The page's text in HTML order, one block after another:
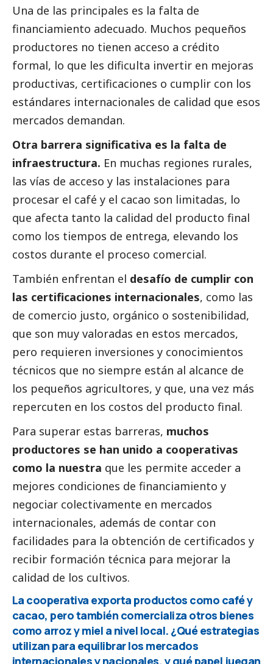
Una de las principales es la falta de
financiamiento adecuado. Muchos pequeños
productores no tienen acceso a crédito
formal, lo que les dificulta invertir en mejoras
productivas, certificaciones o cumplir con los
estándares internacionales de calidad que esos
mercados demandan.
Otra barrera significativa es la falta de
infraestructura. En muchas regiones rurales,
las vías de acceso y las instalaciones para
procesar el café y el cacao son limitadas, lo
que afecta tanto la calidad del producto final
como los tiempos de entrega, elevando los
costos durante el proceso comercial.
También enfrentan el desafío de cumplir con
las certificaciones internacionales, como las
de comercio justo, orgánico o sostenibilidad,
que son muy valoradas en estos mercados,
pero requieren inversiones y conocimientos
técnicos que no siempre están al alcance de
los pequeños agricultores, y que, una vez más
repercuten en los costos del producto final.
Para superar estas barreras, muchos
productores se han unido a cooperativas
como la nuestra que les permite acceder a
mejores condiciones de financiamiento y
negociar colectivamente en mercados
internacionales, además de contar con
facilidades para la obtención de certificados y
recibir formación técnica para mejorar la
calidad de los cultivos.
La cooperativa exporta productos como café y
cacao, pero también comercializa otros bienes
como arroz y miel a nivel local. ¿Qué estrategias
utilizan para equilibrar los mercados
internacionales y nacionales, y qué papel juegan